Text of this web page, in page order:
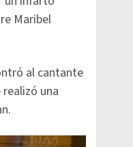
Maribel
al cantante
una